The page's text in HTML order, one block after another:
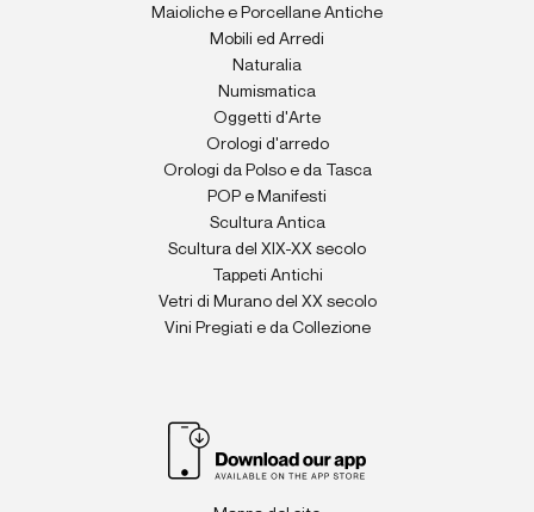
Maioliche e Porcellane Antiche
Mobili ed Arredi
Naturalia
Numismatica
Oggetti d'Arte
Orologi d'arredo
Orologi da Polso e da Tasca
POP e Manifesti
Scultura Antica
Scultura del XIX-XX secolo
Tappeti Antichi
Vetri di Murano del XX secolo
Vini Pregiati e da Collezione